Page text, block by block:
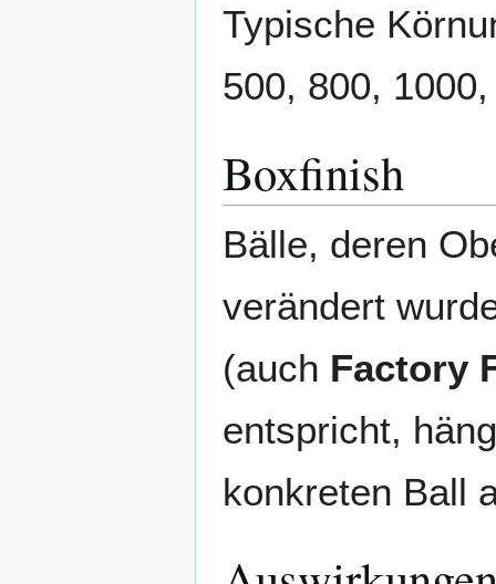
Typische
500, 800,
Boxfinish
Bälle, deren
verändert
(auch Factory
entspricht,
konkreten Ball